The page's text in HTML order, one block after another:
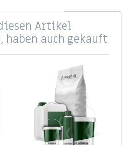
Artikel
haben auch gekauft